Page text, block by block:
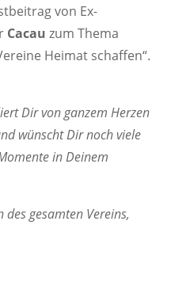
von Ex-
Cacau zum Thema
Heimat schaffen“.
Dir von ganzem Herzen
wünscht Dir noch viele
in Deinem
gesamten Vereins,